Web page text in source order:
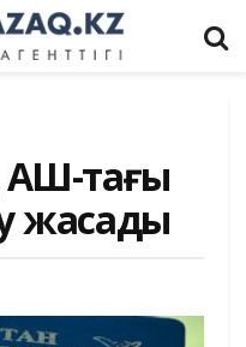
тағы
жасады